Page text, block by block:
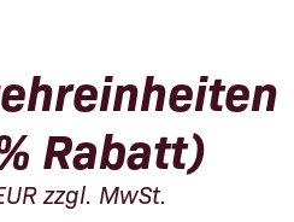
Rabatt)
zzgl. MwSt.